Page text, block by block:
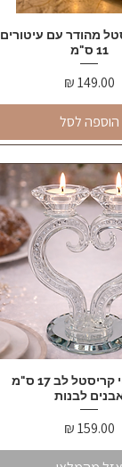
תצוגה מהירה
מהודר עם עיטורים
11 ס"מ
מחיר
הוספה לסל
תצוגה מהירה
זוג פמוטי קריסטל לב 17 ס"מ
לבנות
מחיר